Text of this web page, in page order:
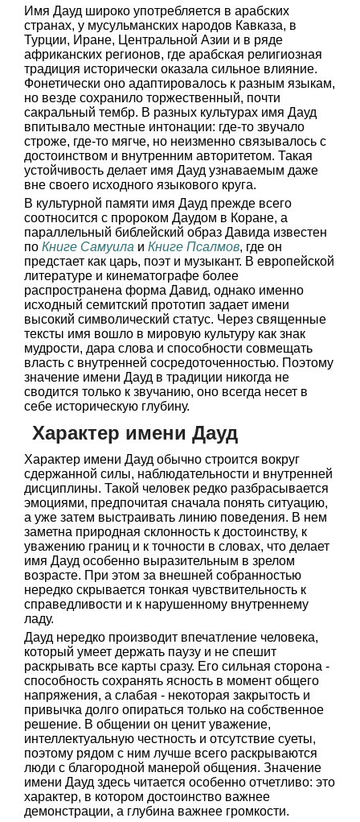
Имя Дауд широко употребляется в арабских
странах, у мусульманских народов Кавказа, в
Турции, Иране, Центральной Азии и в ряде
африканских регионов, где арабская религиозная
традиция исторически оказала сильное влияние.
Фонетически оно адаптировалось к разным языкам,
но везде сохранило торжественный, почти
сакральный тембр. В разных культурах имя Дауд
впитывало местные интонации: где-то звучало
строже, где-то мягче, но неизменно связывалось с
достоинством и внутренним авторитетом. Такая
устойчивость делает имя Дауд узнаваемым даже
вне своего исходного языкового круга.
В культурной памяти имя Дауд прежде всего
соотносится с пророком Даудом в Коране, а
параллельный библейский образ Давида известен
по Книге Самуила и Книге Псалмов, где он
предстает как царь, поэт и музыкант. В европейской
литературе и кинематографе более
распространена форма Давид, однако именно
исходный семитский прототип задает имени
высокий символический статус. Через священные
тексты имя вошло в мировую культуру как знак
мудрости, дара слова и способности совмещать
власть с внутренней сосредоточенностью. Поэтому
значение имени Дауд в традиции никогда не
сводится только к звучанию, оно всегда несет в
себе историческую глубину.
Характер имени Дауд
Характер имени Дауд обычно строится вокруг
сдержанной силы, наблюдательности и внутренней
дисциплины. Такой человек редко разбрасывается
эмоциями, предпочитая сначала понять ситуацию,
а уже затем выстраивать линию поведения. В нем
заметна природная склонность к достоинству, к
уважению границ и к точности в словах, что делает
имя Дауд особенно выразительным в зрелом
возрасте. При этом за внешней собранностью
нередко скрывается тонкая чувствительность к
справедливости и к нарушенному внутреннему
ладу.
Дауд нередко производит впечатление человека,
который умеет держать паузу и не спешит
раскрывать все карты сразу. Его сильная сторона -
способность сохранять ясность в момент общего
напряжения, а слабая - некоторая закрытость и
привычка долго опираться только на собственное
решение. В общении он ценит уважение,
интеллектуальную честность и отсутствие суеты,
поэтому рядом с ним лучше всего раскрываются
люди с благородной манерой общения. Значение
имени Дауд здесь читается особенно отчетливо: это
характер, в котором достоинство важнее
демонстрации, а глубина важнее громкости.